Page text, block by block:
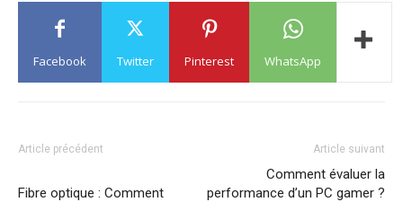
Facebook Twitter Pinterest WhatsApp
Article précédent
Fibre optique : Comment
Article suivant
Comment évaluer la
performance d’un PC gamer ?